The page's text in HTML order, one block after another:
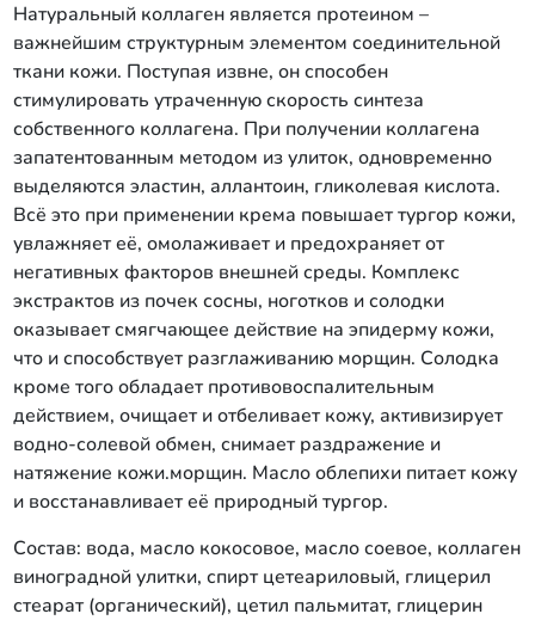
Натуральный коллаген является протеином –
важнейшим структурным элементом соединительной
ткани кожи. Поступая извне, он способен
стимулировать утраченную скорость синтеза
собственного коллагена. При получении коллагена
запатентованным методом из улиток, одновременно
выделяются эластин, аллантоин, гликолевая кислота.
Всё это при применении крема повышает тургор кожи,
увлажняет её, омолаживает и предохраняет от
негативных факторов внешней среды. Комплекс
экстрактов из почек сосны, ноготков и солодки
оказывает смягчающее действие на эпидерму кожи,
что и способствует разглаживанию морщин. Солодка
кроме того обладает противовоспалительным
действием, очищает и отбеливает кожу, активизирует
водно-солевой обмен, снимает раздражение и
натяжение кожи.морщин. Масло облепихи питает кожу
и восстанавливает её природный тургор.
Состав: вода, масло кокосовое, масло соевое, коллаген
виноградной улитки, спирт цетеариловый, глицерил
стеарат (органический), цетил пальмитат, глицерин